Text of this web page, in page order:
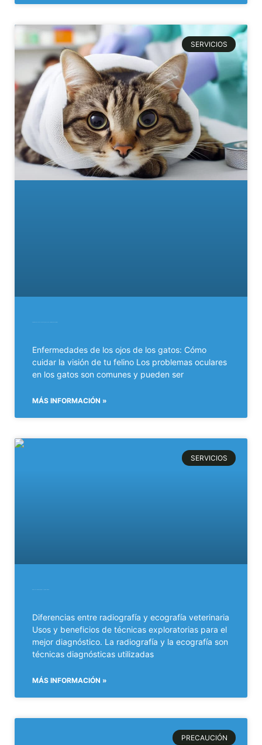
SERVICIOS
Enfermedades de los ojos de los gatos: Cómo
cuidar la visión de tu felino Los problemas oculares
en los gatos son comunes y pueden ser
MÁS INFORMACIÓN »
SERVICIOS
Diferencias entre radiografía y ecografía veterinaria
Usos y beneficios de técnicas exploratorias para el
mejor diagnóstico. La radiografía y la ecografía son
técnicas diagnósticas utilizadas
MÁS INFORMACIÓN »
PRECAUCIÓN